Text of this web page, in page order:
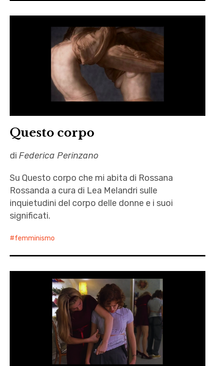
Questo corpo
diFederica Perinzano
Su Questo corpo che mi abita di Rossana
Rossanda a cura di Lea Melandri sulle
inquietudini del corpo delle donne e i suoi
significati.
femminismo